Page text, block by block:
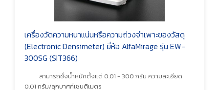
เครื่องวัดความหนาแน่นหรือความถ่วงจำเพาะของวัสดุ
(Electronic Densimeter) ยี่ห้อ AlfaMirage รุ่น EW-
300SG (SIT366)
สามารถชั่งน้ำหนักตั้งแต่ 0.01 - 300 กรัม ความละเอียด
0.01 กรัม/ลูกบาศก์เซนติเมตร